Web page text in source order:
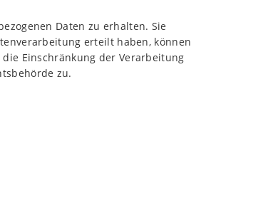
Daten zu erhalten. Sie
erteilt haben, können
Einschränkung der Verarbeitung
zu.